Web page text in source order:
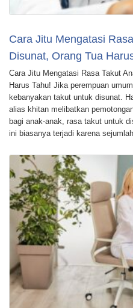
Cara Jitu Mengatasi
Disunat, Orang Tua
Cara Jitu Mengatasi Rasa Takut
Harus Tahu! Jika perempuan
kebanyakan takut untuk disunat.
alias khitan melibatkan
bagi anak-anak, rasa takut untuk
ini biasanya terjadi karena